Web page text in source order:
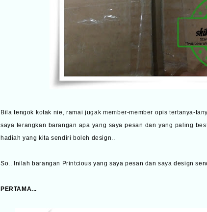
Bila tengok kotak nie, ramai jugak member-member opis tertanya-
saya terangkan barangan apa yang saya pesan dan yang paling
hadiah yang kita sendiri boleh design..
So.. Inilah barangan Printcious yang saya pesan dan saya design
PERTAMA...